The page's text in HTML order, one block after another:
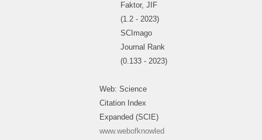
Faktor, JIF
(1.2 - 2023)
SCImago
Journal Rank
(0.133 - 2023)
Web: Science
Citation Index
Expanded (SCIE)
www.webofknowled